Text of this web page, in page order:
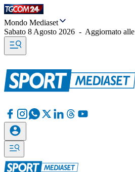
Mondo Mediaset
Sabato 8 Agosto 2026 - Aggiornato alle